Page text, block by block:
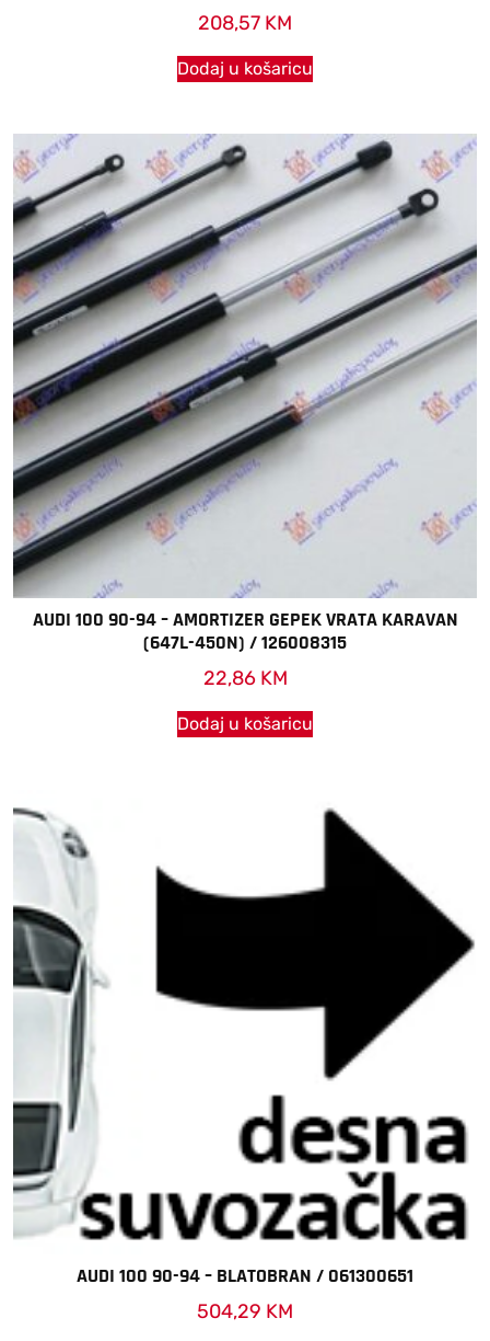
208,57 KM
Dodaj u košaricu
AUDI 100 90-94 – AMORTIZER GEPEK VRATA KARAVAN
(647L-450N) / 126008315
22,86 KM
Dodaj u košaricu
AUDI 100 90-94 – BLATOBRAN / 061300651
504,29 KM